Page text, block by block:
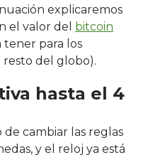
explicaremos
el valor del bitcoin
para los
resto del globo).
hasta el 4
de cambiar las reglas
y el reloj ya está